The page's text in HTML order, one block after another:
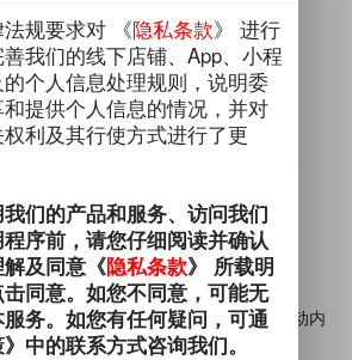
户协议》 《隐私条款》
电话、短信、即时通信发送相关营销活动内
规要求对 《隐私条款》 进行
我们的线下店铺、App、小程
个人信息处理规则，说明委
提供个人信息的情况，并对
利及其行使方式进行了更
们的产品和服务、访问我们
序前，请您仔细阅读并确认
及同意《隐私条款》 所载明
同意。如您不同意，可能无
务。如您有任何疑问，可通
中的联系方式咨询我们。